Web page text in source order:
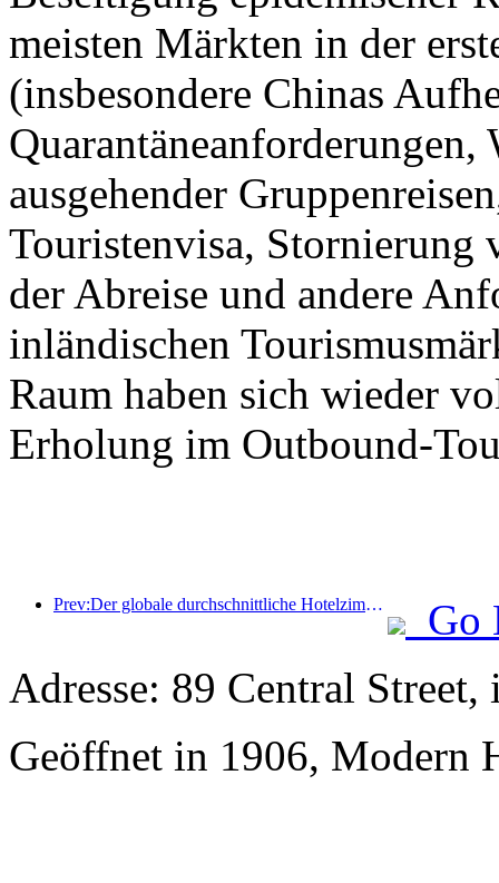
meisten Märkten in der
(insbesondere Chinas
ausgehender
Touristenvisa,
der Abreise und andere
inländischen
Raum haben sich wieder
Erholung im Outbound-
Prev:Der globale durchschnittliche Hotelzimmerpreis wird voraussichtlich in 2024 um 6,8% steigen
Go
Adresse: 89 Central
Geöffnet in 1906, Modern